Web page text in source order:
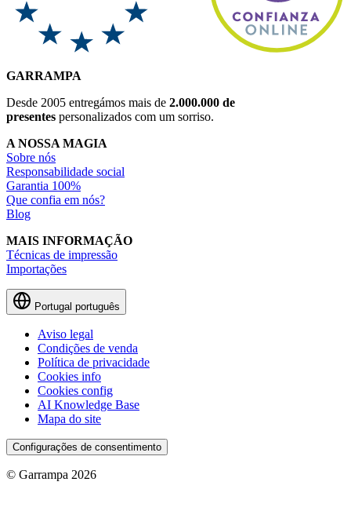
GARRAMPA
Desde 2005 entregámos mais de 2.000.000 de
presentes personalizados com um sorriso.
A NOSSA MAGIA
Sobre nós
Responsabilidade social
Garantia 100%
Que confia em nós?
Blog
MAIS INFORMAÇÃO
Técnicas de impressão
Importações
Portugal português
Aviso legal
Condições de venda
Política de privacidade
Cookies info
Cookies config
AI Knowledge Base
Mapa do site
Configurações de consentimento
© Garrampa 2026